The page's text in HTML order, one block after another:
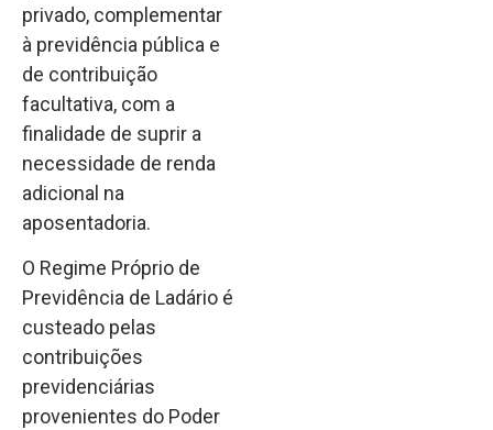
privado, complementar
à previdência pública e
de contribuição
facultativa, com a
finalidade de suprir a
necessidade de renda
adicional na
aposentadoria.
O Regime Próprio de
Previdência de Ladário é
custeado pelas
contribuições
previdenciárias
provenientes do Poder